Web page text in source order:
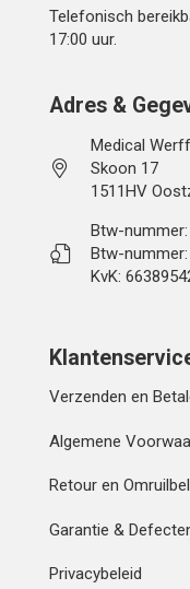
Telefonisch
17:00 uur.
Adres &
Medical
Skoon 17
1511HV
Btw-nummer:
Btw-nummer:
KvK:
Verzenden en
Algemene
Retour en
Garantie &
Privacybeleid